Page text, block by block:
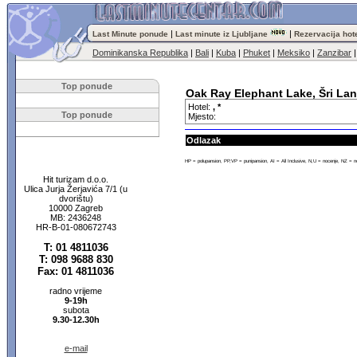
Oak Ray Elephant Lake, Šri
Last Minute ponude | Last minute iz Ljubljane | Rezervacija
Dominikanska Republika | Bali | Kuba | Phuket | Meksiko | Zanzibar
Top ponude
Top ponude
Hit turizam d.o.o.
Ulica Jurja Žerjavića 7/1 (u
dvorištu)
10000 Zagreb
MB: 2436248
HR-B-01-080672743
T: 01 4811036
T: 098 9688 830
Fax: 01 4811036
radno vrijeme
9-19h
subota
9.30-12.30h
e-mail
Hotel: , *
Mjesto:
Odlazak
HP = polupansion, PP,VP = punipansion, AI = All Inclusive, N,U = nocenje, NZ =